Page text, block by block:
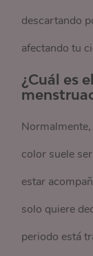
descartando
afectando tu
¿Cuál es
color suele
estar
solo quiere
periodo está